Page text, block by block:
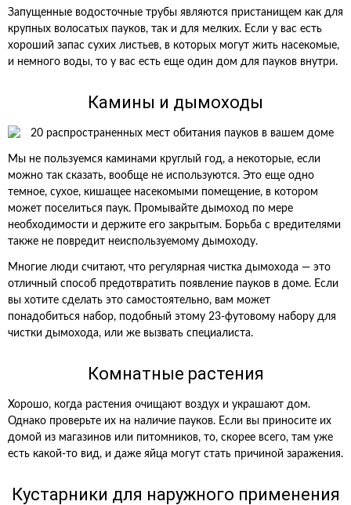
Запущенные водосточные трубы являются пристанищем как для
крупных волосатых пауков, так и для мелких. Если у вас есть
хороший запас сухих листьев, в которых могут жить насекомые,
и немного воды, то у вас есть еще один дом для пауков внутри.
Камины и дымоходы
Мы не пользуемся каминами круглый год, а некоторые, если
можно так сказать, вообще не используются. Это еще одно
темное, сухое, кишащее насекомыми помещение, в котором
может поселиться паук. Промывайте дымоход по мере
необходимости и держите его закрытым. Борьба с вредителями
также не повредит неиспользуемому дымоходу.
Многие люди считают, что регулярная чистка дымохода — это
отличный способ предотвратить появление пауков в доме. Если
вы хотите сделать это самостоятельно, вам может
понадобиться набор, подобный этому 23-футовому набору для
чистки дымохода, или же вызвать специалиста.
Комнатные растения
Хорошо, когда растения очищают воздух и украшают дом.
Однако проверьте их на наличие пауков. Если вы приносите их
домой из магазинов или питомников, то, скорее всего, там уже
есть какой-то вид, и даже яйца могут стать причиной заражения.
Кустарники для наружного применения